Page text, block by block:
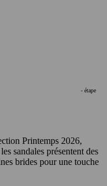
- étape
Printemps 2026,
sandales présentent des
brides pour une touche